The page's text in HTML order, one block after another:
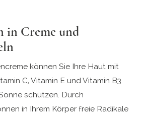
in Creme und
können Sie Ihre Haut mit
C, Vitamin E und Vitamin B3
schützen. Durch
in Ihrem Körper freie Radikale